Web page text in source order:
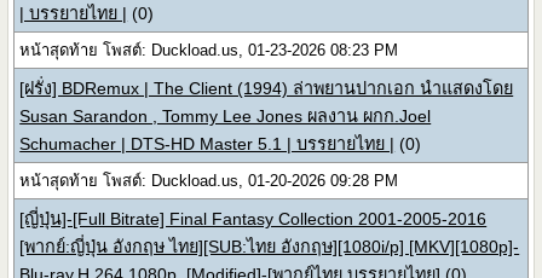
| บรรยายไทย | (0)
หน้าสุดท้าย โพสต์: Duckload.us, 01-23-2026 08:23 PM
[ฝรั่ง] BDRemux | The Client (1994) ล่าพยานปากเอก นำแสดงโดย
Susan Sarandon , Tommy Lee Jones ผลงาน ผกก.Joel
Schumacher | DTS-HD Master 5.1 | บรรยายไทย | (0)
หน้าสุดท้าย โพสต์: Duckload.us, 01-20-2026 09:28 PM
[ญี่ปุ่น]-[Full Bitrate] Final Fantasy Collection 2001-2005-2016
[พากย์:ญี่ปุ่น อังกฤษ ไทย][SUB:ไทย อังกฤษ][1080i/p] [MKV][1080p]-